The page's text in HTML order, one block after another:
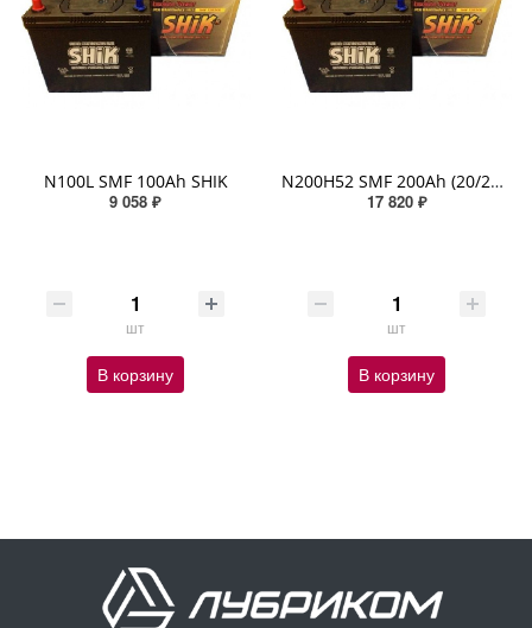
N100L SMF 100Ah SHIK
9 058 ₽
шт
В корзину
N200H52 SMF 200Ah (20/27,5/50) SHIK
17 820 ₽
шт
В корзину